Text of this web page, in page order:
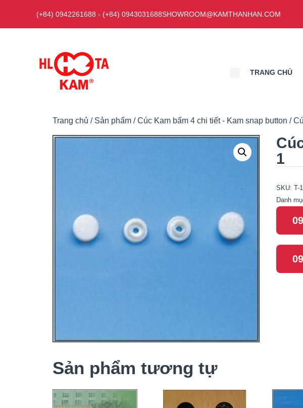
nội
(+84) 0942261688 - (+84) 0943031688SHOWROOM@KAMTHANHAN.COM
TRANG CHỦ
Trang chủ / Sản phẩm /Cúc Kam bấm 4 chi tiết - Kam snap button /
1
SKU: T-1
Danh
Sản phẩm tương tự